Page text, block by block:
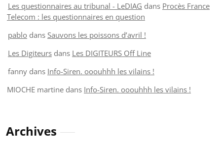
Les questionnaires au tribunal - LeDIAG dans Procès France
Telecom : les questionnaires en question
pablo dans Sauvons les poissons d’avril !
Les Digiteurs dans Les DIGITEURS Off Line
fanny dans Info-Siren. ooouhhh les vilains !
MIOCHE martine dans Info-Siren. ooouhhh les vilains !
Archives